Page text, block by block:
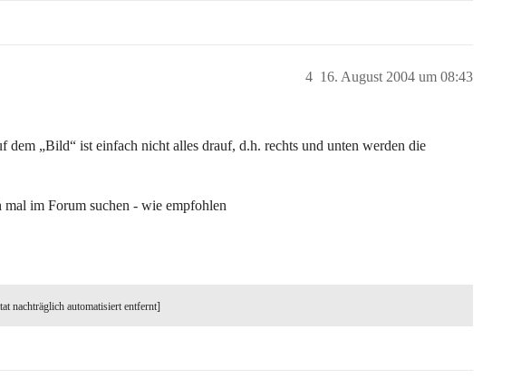
16. August 2004 um 08:43
4
dem „Bild“ ist einfach nicht alles drauf, d.h. rechts und unten werden die
mal im Forum suchen - wie empfohlen
nachträglich automatisiert entfernt]